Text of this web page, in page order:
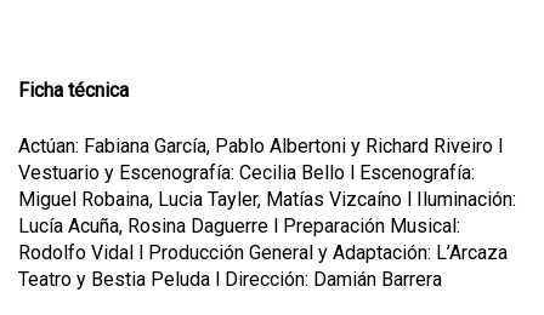
Ficha técnica
Actúan: Fabiana García, Pablo Albertoni y Richard Riveiro l
Vestuario y Escenografía: Cecilia Bello l Escenografía:
Miguel Robaina, Lucia Tayler, Matías Vizcaíno l Iluminación:
Lucía Acuña, Rosina Daguerre l Preparación Musical:
Rodolfo Vidal l Producción General y Adaptación: L’Arcaza
Teatro y Bestia Peluda l Dirección: Damián Barrera